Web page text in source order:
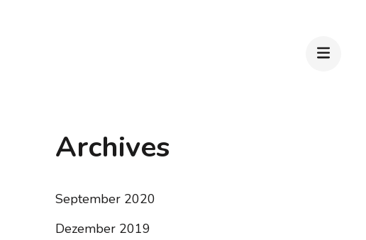
Archives
September 2020
Dezember 2019